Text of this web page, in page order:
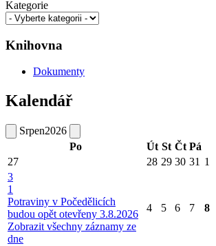
Kategorie
Knihovna
Dokumenty
Kalendář
Srpen2026
Po
Út St Čt Pá
27
28 29 30 31 1
3
1
Potraviny v Počedělicích
budou opět otevřeny 3.8.2026
Zobrazit všechny záznamy ze
dne
4 5 6 7 8